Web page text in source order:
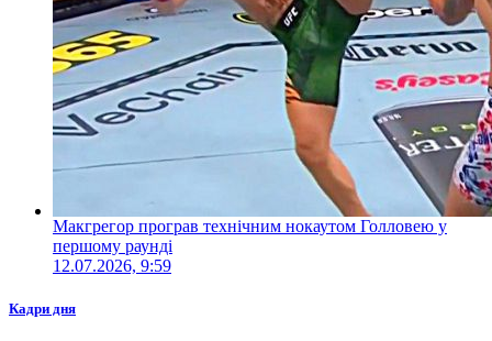
Макгрегор програв технічним нокаутом Голловею у
першому раунді
12.07.2026, 9:59
Кадри дня